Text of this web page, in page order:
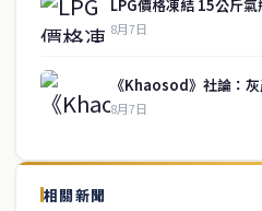
LPG價格凍結 15公斤
8月7日
《Khaosod》社論：
8月7日
相關新聞
service@thaichinesenews.com